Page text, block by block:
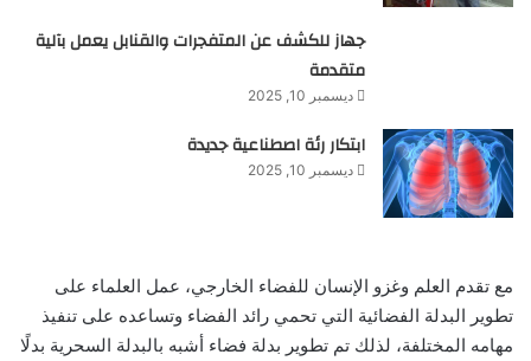
جهاز للكشف عن المتفجرات والقنابل يعمل بآلية
متقدمة
ديسمبر 10, 2025
ابتكار رئة اصطناعية جديدة
ديسمبر 10, 2025
مع تقدم العلم وغزو الإنسان للفضاء الخارجي، عمل العلماء على
تطوير البدلة الفضائية التي تحمي رائد الفضاء وتساعده على تنفيذ
مهامه المختلفة، لذلك تم تطوير بدلة فضاء أشبه بالبدلة السحرية بدلًا